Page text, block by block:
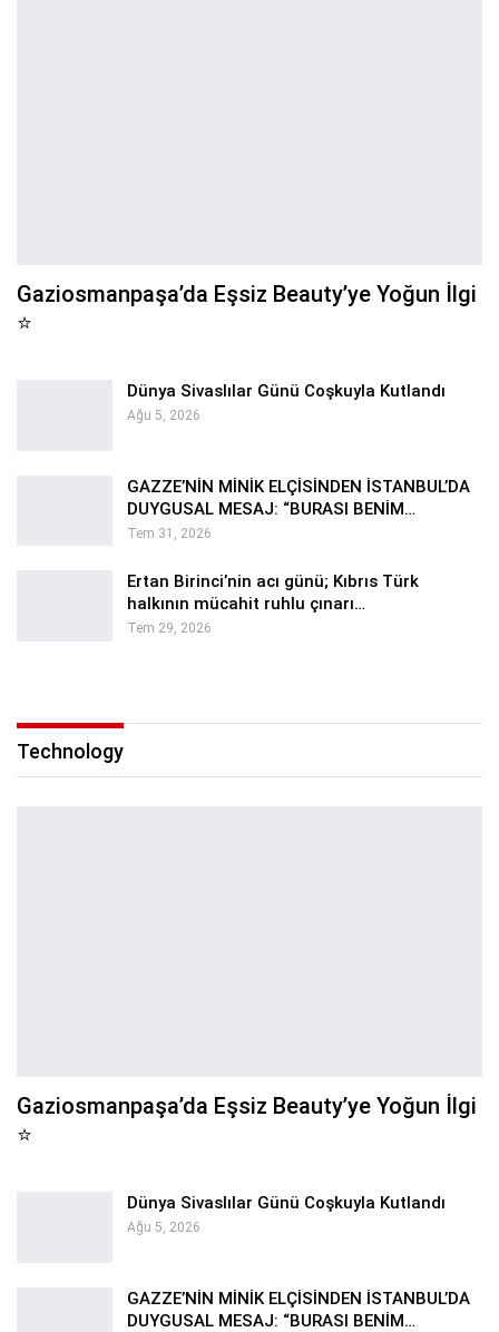
Gaziosmanpaşa’da Eşsiz Beauty’ye Yoğun İlgi
⭐
Dünya Sivaslılar Günü Coşkuyla Kutlandı
Ağu 5, 2026
GAZZE’NİN MİNİK ELÇİSİNDEN İSTANBUL’DA
DUYGUSAL MESAJ: “BURASI BENİM…
Tem 31, 2026
Ertan Birinci’nin acı günü; Kıbrıs Türk
halkının mücahit ruhlu çınarı…
Tem 29, 2026
Technology
Gaziosmanpaşa’da Eşsiz Beauty’ye Yoğun İlgi
⭐
Dünya Sivaslılar Günü Coşkuyla Kutlandı
Ağu 5, 2026
GAZZE’NİN MİNİK ELÇİSİNDEN İSTANBUL’DA
DUYGUSAL MESAJ: “BURASI BENİM…